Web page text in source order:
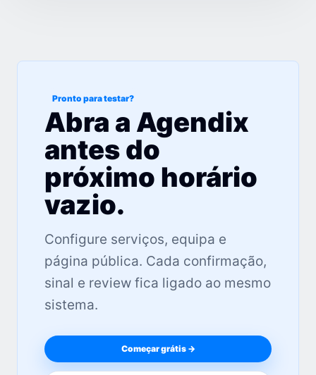
Pronto para testar?
Abra a Agendix
antes do
próximo horário
vazio.
Configure serviços, equipa e
página pública. Cada confirmação,
sinal e review fica ligado ao mesmo
sistema.
Começar grátis →